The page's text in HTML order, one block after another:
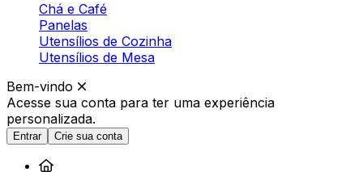
Chá e Café
Panelas
Utensílios de Cozinha
Utensílios de Mesa
Bem-vindo
Acesse sua conta para ter uma experiência
personalizada.
Entrar Crie sua conta